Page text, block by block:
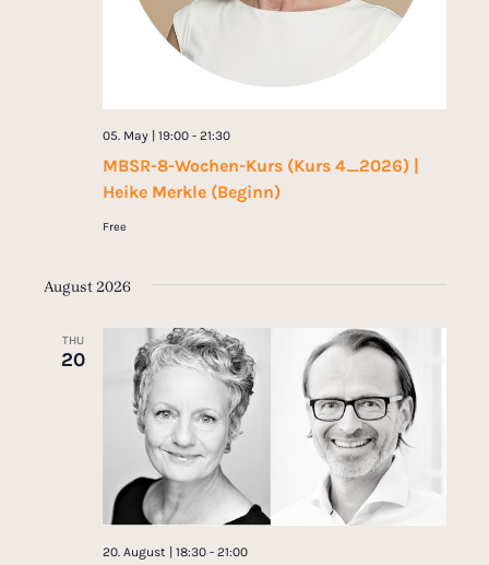
MBSR-8-Wochen-Kurs (Kurs 4_2026) |
Heike Merkle (Beginn)
05. May | 19:00- 21:30
Free
August 2026
THU
20
20. August | 18:30- 21:00